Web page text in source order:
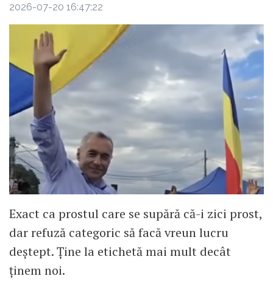
2026-07-20 16:47:22
Exact ca prostul care se supără că-i zici prost,
dar refuză categoric să facă vreun lucru
deștept. Ține la etichetă mai mult decât
ținem noi.